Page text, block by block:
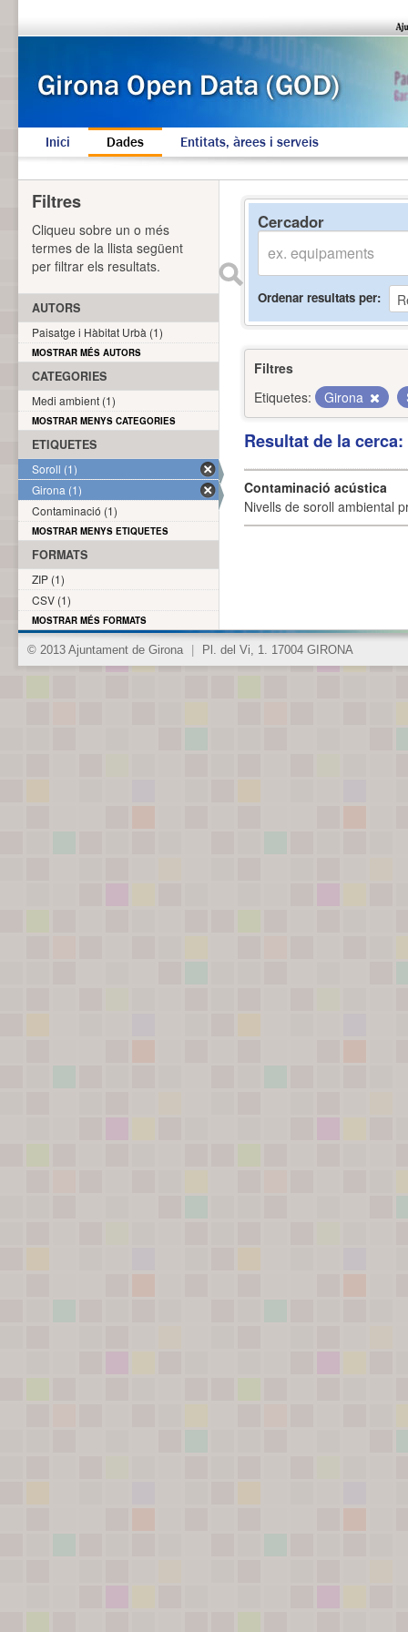
Inici Dades Entitats, àrees i serveis
Cercador
Ordenar resultats per
Filtres
Etiquetes:
Girona
Resultat de la
Contaminació acústica
Nivells de soroll ambiental
Filtres
Cliqueu sobre un o més
termes de la llista següent
per filtrar els resultats.
AUTORS
Paisatge i Hàbitat Urbà (1)
MOSTRAR MÉS AUTORS
CATEGORIES
Medi ambient (1)
MOSTRAR MENYS CATEGORIES
ETIQUETES
Soroll (1)
Girona (1)
Contaminació (1)
MOSTRAR MENYS ETIQUETES
FORMATS
ZIP (1)
CSV (1)
MOSTRAR MÉS FORMATS
© 2013 Ajuntament de Girona Pl. del Vi, 1. 17004 GIRONA